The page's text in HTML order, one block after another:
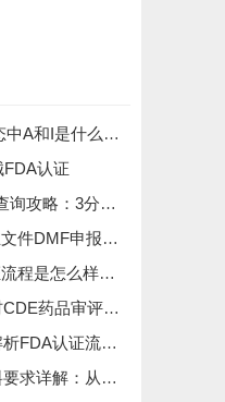
I是什么意思？
认证
握官方数据库使用技巧
报流程和管理制度
是怎么样的？
评中心登记注册流程
程及关键注意事项
：从法规到实操